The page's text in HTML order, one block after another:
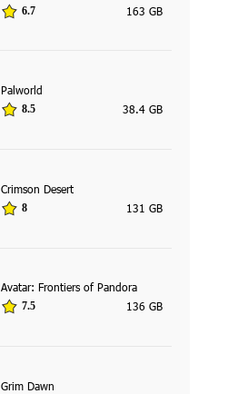
6.7 163 GB
Palworld
8.5 38.4 GB
Crimson Desert
8 131 GB
Avatar: Frontiers of Pandora
7.5 136 GB
Grim Dawn